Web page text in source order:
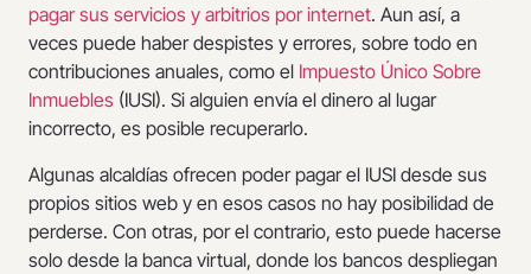
pagar sus servicios y arbitrios por internet. Aun así, a
veces puede haber despistes y errores, sobre todo en
contribuciones anuales, como el Impuesto Único Sobre
Inmuebles (IUSI). Si alguien envía el dinero al lugar
incorrecto, es posible recuperarlo.
Algunas alcaldías ofrecen poder pagar el IUSI desde sus
propios sitios web y en esos casos no hay posibilidad de
perderse. Con otras, por el contrario, esto puede hacerse
solo desde la banca virtual, donde los bancos despliegan